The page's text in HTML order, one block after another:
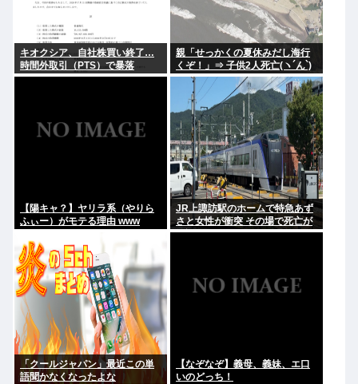
キオクシア、自社株買い終了…
時間外取引（PTS）で暴落
親「せっかくの夏休みだし海行
くぞ！」⇒ 子供2人死亡(ヽ´ん`)
【陽キャ？】ヤリラ系（やりら
ふぃー）がモテる理由 www
JR上諏訪駅のホームで特急あず
さと女性が衝突 その場で死亡が
確認
「クールジャパン」最近この単
語聞かなくなったよな
【なぞなぞ】義母、義妹、エ口
いのどっち！